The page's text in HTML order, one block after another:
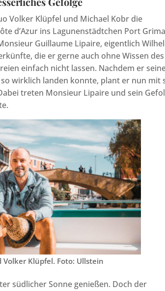
Volker Klüpfel und Michael Kobr die
d’Azur ins Lagunenstädtchen Port
Guillaume Lipaire, eigentlich
die er gerne auch ohne Wissen des
einfach nicht lassen. Nachdem er
wirklich landen konnte, plant er nun mit
treten Monsieur Lipaire und sein
Volker Klüpfel. Foto: Ullstein
südlicher Sonne genießen. Doch der